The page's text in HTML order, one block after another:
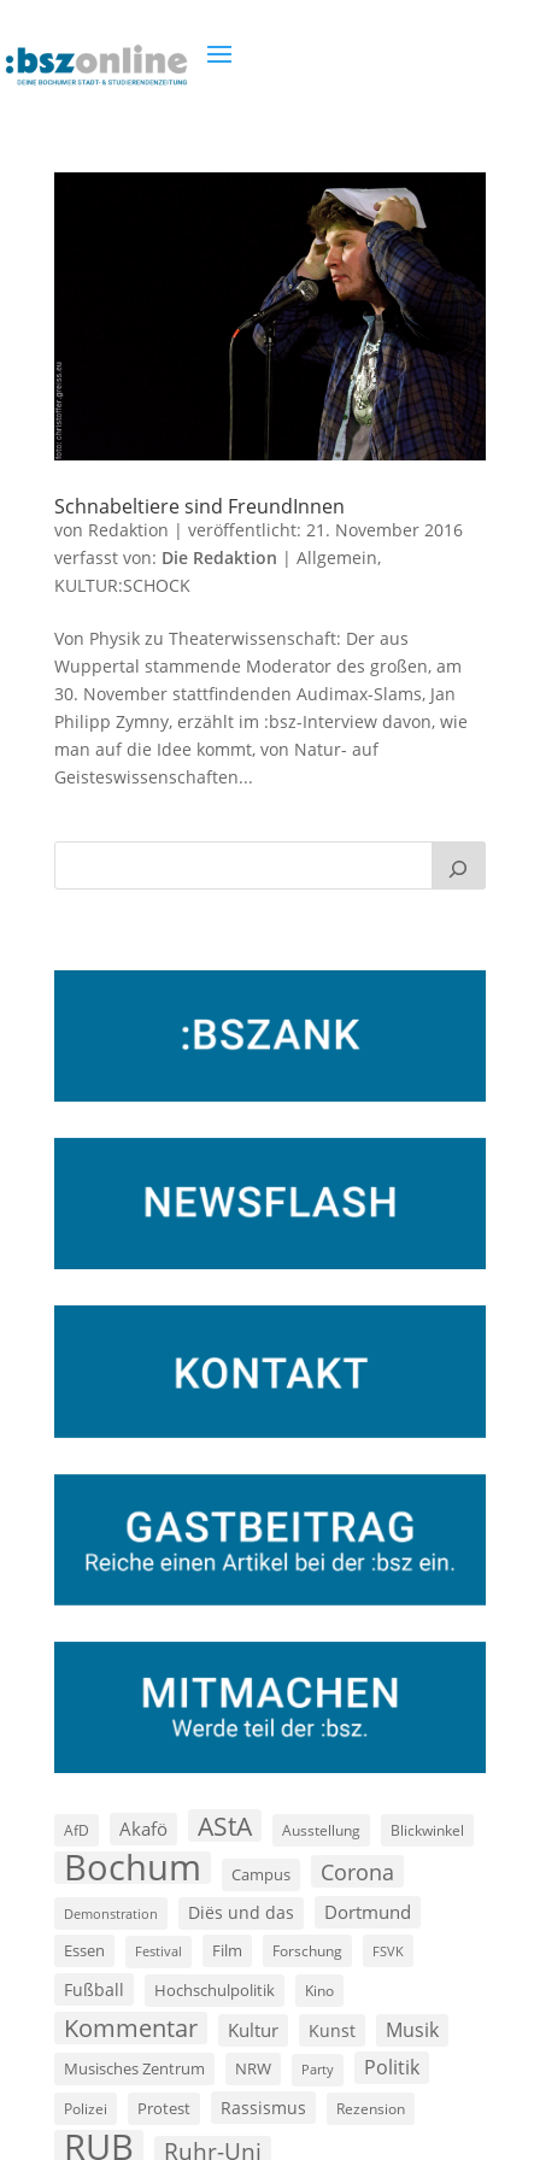
Schnabeltiere sind FreundInnen
von Redaktion | veröffentlicht: 21. November 2016
verfasst von: Die Redaktion | Allgemein,
KULTUR:SCHOCK
Von Physik zu Theaterwissenschaft: Der aus
Wuppertal stammende Moderator des großen, am
30. November stattfindenden Audimax-Slams, Jan
Philipp Zymny, erzählt im :bsz-Interview davon, wie
man auf die Idee kommt, von Natur- auf
Geisteswissenschaften...
AfD Akafö AStA Ausstellung Blickwinkel
Bochum Campus Corona
Demonstration Diës und das Dortmund
Essen Festival Film Forschung FSVK
Fußball Hochschulpolitik Kino
Kommentar Kultur Kunst Musik
Musisches Zentrum NRW Party Politik
Polizei Protest Rassismus Rezension
RUB Ruhr-Uni